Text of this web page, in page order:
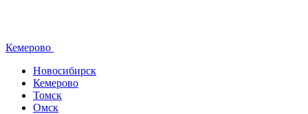
Кемерово
Новосибирск
Кемерово
Томск
Омск